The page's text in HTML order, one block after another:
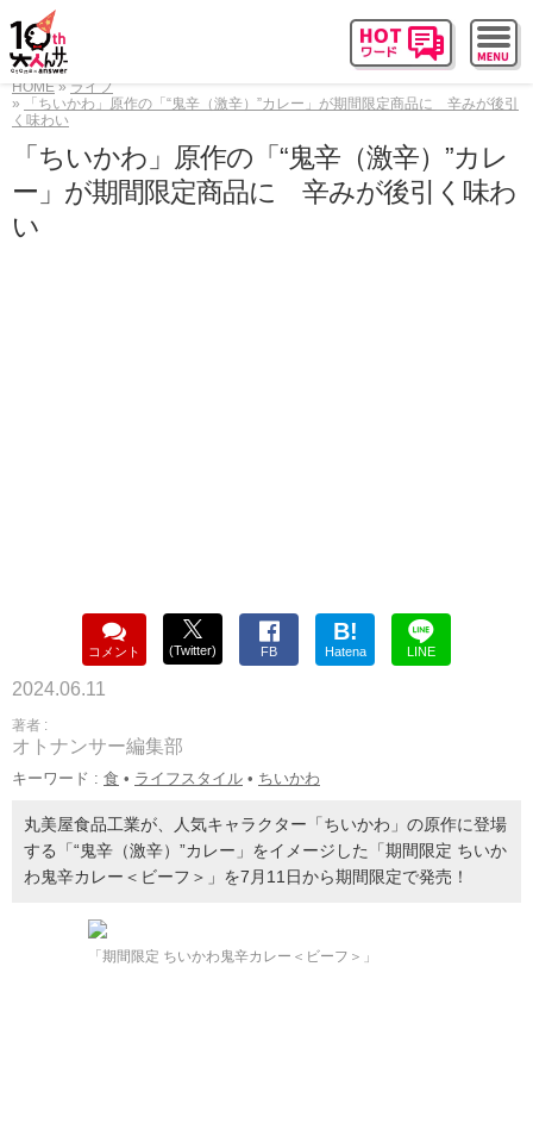
HOME
ライフ
「ちいかわ」原作の「“鬼辛（激辛）”カレー」が期間限定商品に 辛みが後引
く味わい
「ちいかわ」原作の「“鬼辛（激辛）”カレ
ー」が期間限定商品に 辛みが後引く味わ
い
コメント (Twitter) FB
B!
Hatena LINE
2024.06.11
著者 :
オトナンサー編集部
キーワード : 食 • ライフスタイル • ちいかわ
丸美屋食品工業が、人気キャラクター「ちいかわ」の原作に登場
する「“鬼辛（激辛）”カレー」をイメージした「期間限定 ちいか
わ鬼辛カレー＜ビーフ＞」を7月11日から期間限定で発売！
「期間限定 ちいかわ鬼辛カレー＜ビーフ＞」